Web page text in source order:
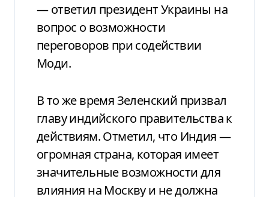
— ответил президент Украины на
вопрос о возможности
переговоров при содействии
Моди.
В то же время Зеленский призвал
главу индийского правительства к
действиям. Отметил, что Индия —
огромная страна, которая имеет
значительные возможности для
влияния на Москву и не должна